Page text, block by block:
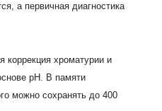
а первичная диагностика
коррекция хроматурии и
pH. В памяти
можно сохранять до 400